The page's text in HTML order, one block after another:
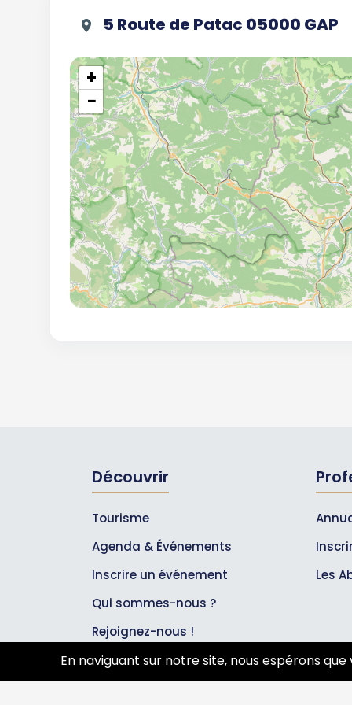
5 Route de Patac 05000 GAP
+
−
Découvrir
Tourisme
Agenda & Événements
Inscrire un événement
Qui sommes-nous ?
Rejoignez-nous !
Partenaires
Les
En naviguant sur notre site, nous espérons